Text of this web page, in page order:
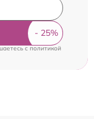
cполитикой